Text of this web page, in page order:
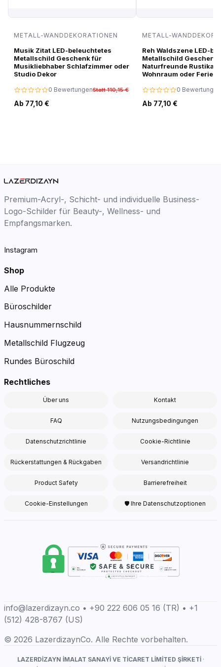
METALL-WANDDEKORATIONEN
Musik Zitat LED-beleuchtetes
Metallschild Geschenk für
Musikliebhaber Schlafzimmer oder
Studio Dekor
0 BewertungenStatt 110,15 €
Ab 77,10 €
METALL-
Reh Waldszene LED-
Metallschild Geschenk
Naturfreunde
Wohnraum oder
0 Bewertungen
Ab 77,10 €
Premium-Acryl-, Schicht- und individuelle Business-
Logo-Schilder für Beauty-, Wellness- und
Empfangsmarken.
Instagram
Shop
Alle Produkte
Büroschilder
Hausnummernschild
Metallschild Flugzeug
Rundes Büroschild
Rechtliches
Über uns Kontakt
FAQ Nutzungsbedingungen
Datenschutzrichtlinie Cookie-Richtlinie
Rückerstattungen & Rückgaben Versandrichtlinie
Product Safety Barrierefreiheit
Cookie-Einstellungen 🛡 Ihre Datenschutzoptionen
info@lazerdizayn.co • +90 222 606 05 16 (TR) • +1
(512) 428-8767 (US)
© 2026 LazerdizaynCo. Alle Rechte vorbehalten.
LAZERDİZAYN İMALAT SANAYİ VE TİCARET LİMİTED ŞİRKETİ·